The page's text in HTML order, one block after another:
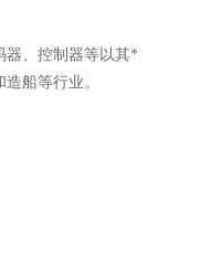
器、控制器等以其*
船等行业。